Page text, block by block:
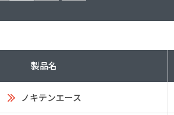
リーズ パーフェクトシ
を調べることができます
製品名
ノキテンエース